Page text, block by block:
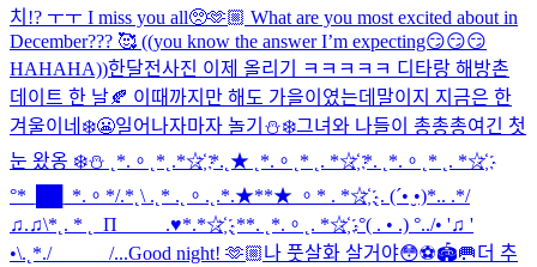
치!? ㅜㅜ I miss you all🥺🫶🏼 What are you most excited about in
December??? 🥰 ((you know the answer I’m expecting😏😏😏
HAHAHA))한달전사진 이제 올리기 ㅋㅋㅋㅋㅋ 디타랑 해방촌
데이트 한 날🍂 이때까지만 해도 가을이였는데말이지 지금은 한
겨울이네❄️😬일어나자마자 놀기⛄❄️그녀와 나들이 총총총여긴 첫
눈 왔옹 ❄️⛄️ ˛*.。˛*˛.*☆҉ *.˛★ ˛*.。˛* ˛. *☆҉ *. ˛*.。˛* ˛. *☆҉
°*_██_*.。*/.*˛\ .˛* .˛。.˛.*.★**★ 。* . *☆҉ ˛. (´• ̮•)*.. .*/
♫.♫\*˛. * ˛_Π_____.♥*.*☆҉ ˛**. ˛*.。˛. *☆҉ .°( . • .) °../• '♫ '
•\.˛*./______/...Good night! 🫶🏼나 풋살화 살거야😳⚽️🏟️🥅더 추